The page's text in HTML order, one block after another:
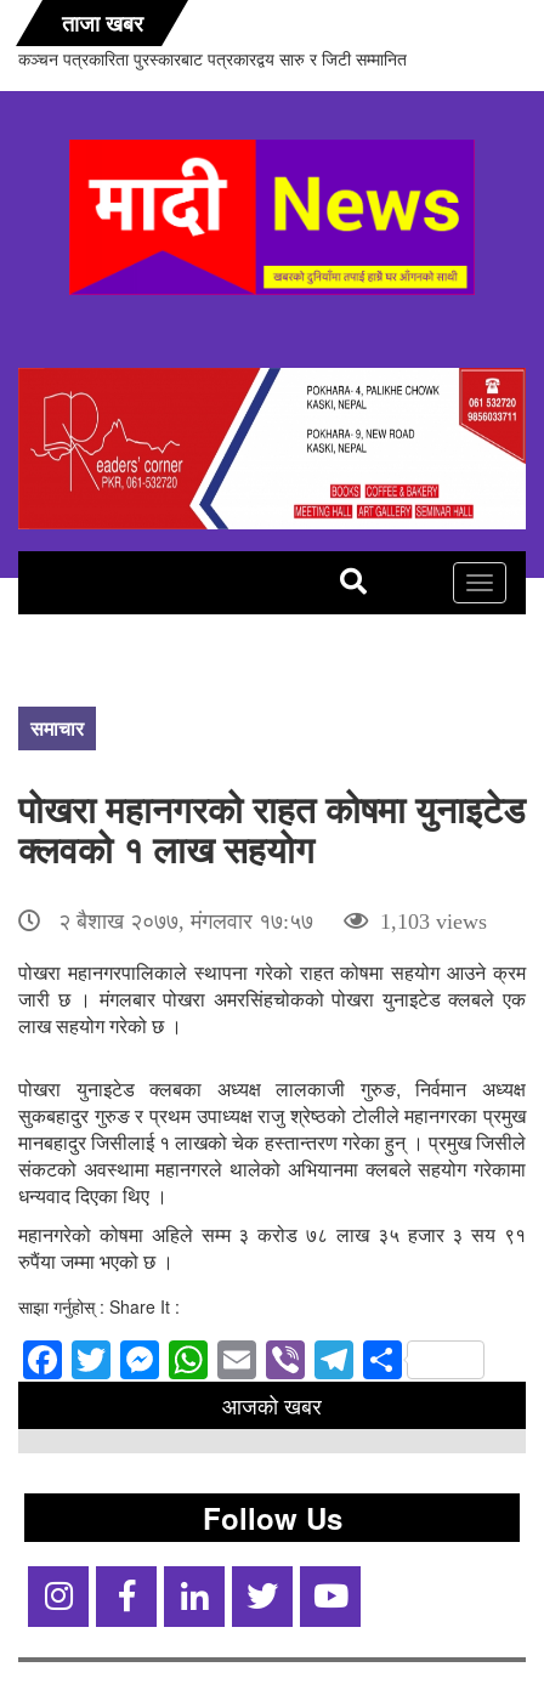
ताजा खबर
सञ्चारिका समूह गण्डकीद्धारा ‘सञ्चारमा क्वान्टम हिलिङको महत्त्व’ विषयक अन्तरक्रिया
Toggle
समाचार
पोखरा महानगरको राहत कोषमा युनाइटेड
क्लवको १ लाख सहयोग
२ बैशाख २०७७, मंगलवार १७:५७ 1,103 views
पोखरा महानगरपालिकाले स्थापना गरेको राहत कोषमा सहयोग आउने क्रम
जारी छ । मंगलबार पोखरा अमरसिंहचोकको पोखरा युनाइटेड क्लबले एक
लाख सहयोग गरेको छ ।
पोखरा युनाइटेड क्लबका अध्यक्ष लालकाजी गुरुङ, निर्वमान अध्यक्ष
सुकबहादुर गुरुङ र प्रथम उपाध्यक्ष राजु श्रेष्ठको टोलीले महानगरका प्रमुख
मानबहादुर जिसीलाई १ लाखको चेक हस्तान्तरण गरेका हुन् । प्रमुख जिसीले
संकटको अवस्थामा महानगरले थालेको अभियानमा क्लबले सहयोग गरेकामा
धन्यवाद दिएका थिए ।
महानगरेको कोषमा अहिले सम्म ३ करोड ७८ लाख ३५ हजार ३ सय ९१
रुपैंया जम्मा भएको छ ।
साझा गर्नुहोस् : Share It :
Facebook
Twitter
Messenger
WhatsApp
EmailViberTelegram
Share
आजको खबर
Follow Us